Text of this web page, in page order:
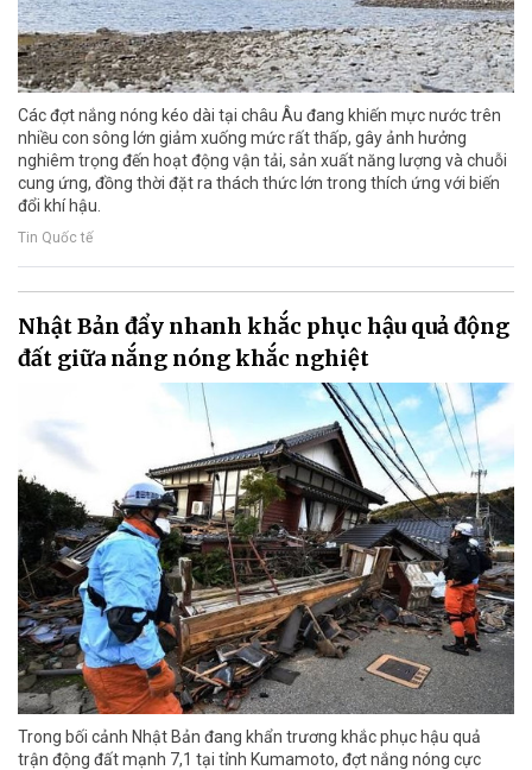
Các đợt nắng nóng kéo dài tại châu Âu đang khiến mực nước trên
nhiều con sông lớn giảm xuống mức rất thấp, gây ảnh hưởng
nghiêm trọng đến hoạt động vận tải, sản xuất năng lượng và chuỗi
cung ứng, đồng thời đặt ra thách thức lớn trong thích ứng với biến
đổi khí hậu.
Tin Quốc tế
Nhật Bản đẩy nhanh khắc phục hậu quả động
đất giữa nắng nóng khắc nghiệt
Trong bối cảnh Nhật Bản đang khẩn trương khắc phục hậu quả
trận động đất mạnh 7,1 tại tỉnh Kumamoto, đợt nắng nóng cực